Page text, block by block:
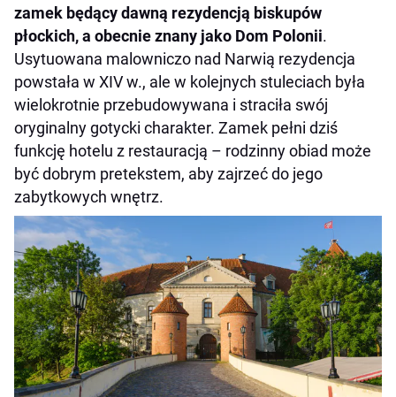
zamek będący dawną rezydencją biskupów
płockich, a obecnie znany jako Dom Polonii.
Usytuowana malowniczo nad Narwią rezydencja
powstała w XIV w., ale w kolejnych stuleciach była
wielokrotnie przebudowywana i straciła swój
oryginalny gotycki charakter. Zamek pełni dziś
funkcję hotelu z restauracją – rodzinny obiad może
być dobrym pretekstem, aby zajrzeć do jego
zabytkowych wnętrz.